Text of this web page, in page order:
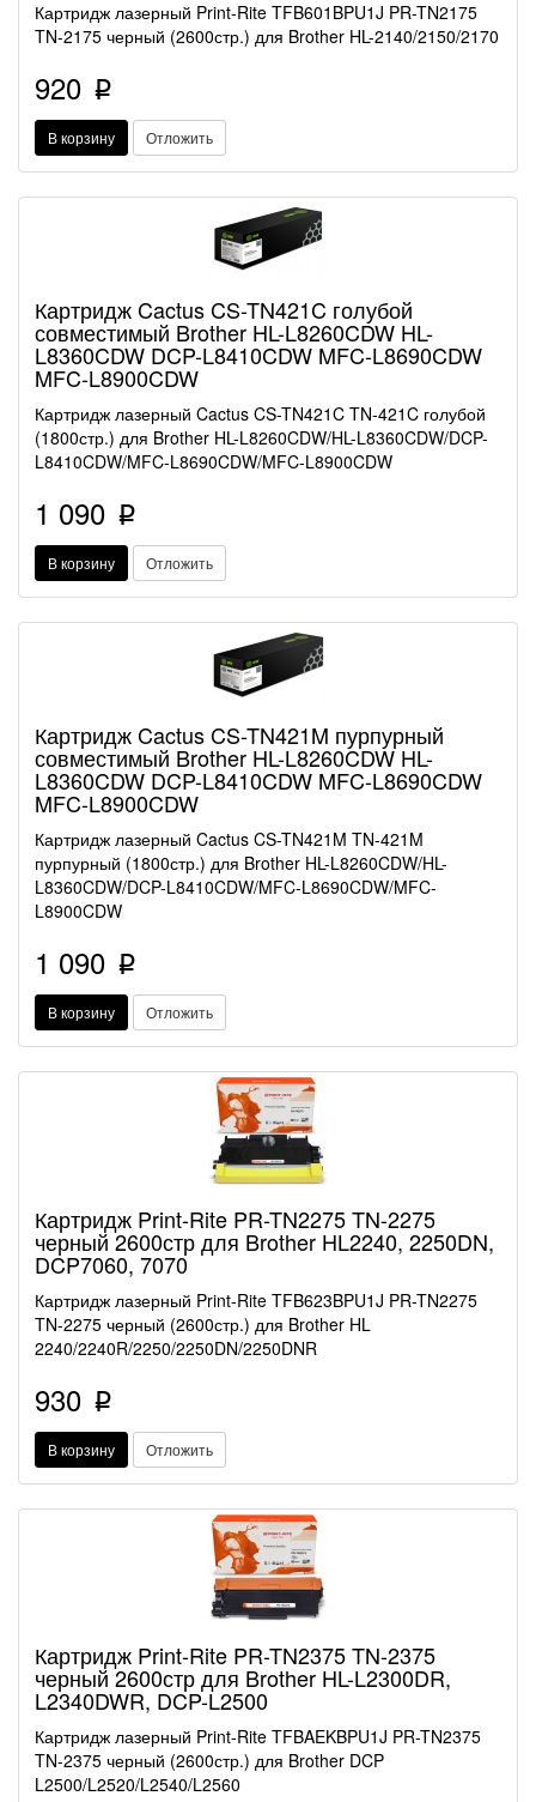
Картридж лазерный Print-Rite TFB601BPU1J PR-TN2175
TN-2175 черный (2600стр.) для Brother HL-2140/2150/2170
920 p
В корзину Отложить
Картридж Cactus CS-TN421C голубой
совместимый Brother HL-L8260CDW HL-
L8360CDW DCP-L8410CDW MFC-L8690CDW
MFC-L8900CDW
Картридж лазерный Cactus CS-TN421C TN-421C голубой
(1800стр.) для Brother HL-L8260CDW/HL-L8360CDW/DCP-
L8410CDW/MFC-L8690CDW/MFC-L8900CDW
1 090 p
В корзину Отложить
Картридж Cactus CS-TN421M пурпурный
совместимый Brother HL-L8260CDW HL-
L8360CDW DCP-L8410CDW MFC-L8690CDW
MFC-L8900CDW
Картридж лазерный Cactus CS-TN421M TN-421M
пурпурный (1800стр.) для Brother HL-L8260CDW/HL-
L8360CDW/DCP-L8410CDW/MFC-L8690CDW/MFC-
L8900CDW
1 090 p
В корзину Отложить
Картридж Print-Rite PR-TN2275 TN-2275
черный 2600стр для Brother HL2240, 2250DN,
DCP7060, 7070
Картридж лазерный Print-Rite TFB623BPU1J PR-TN2275
TN-2275 черный (2600стр.) для Brother HL
2240/2240R/2250/2250DN/2250DNR
930 p
В корзину Отложить
Картридж Print-Rite PR-TN2375 TN-2375
черный 2600стр для Brother HL-L2300DR,
L2340DWR, DCP-L2500
Картридж лазерный Print-Rite TFBAEKBPU1J PR-TN2375
TN-2375 черный (2600стр.) для Brother DCP
L2500/L2520/L2540/L2560